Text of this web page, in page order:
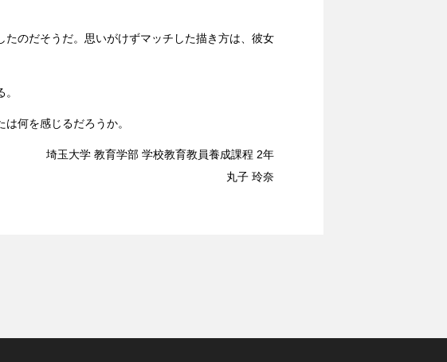
のだそうだ。思いがけずマッチした描き方は、彼女
何を感じるだろうか。
埼玉大学 教育学部 学校教育教員養成課程 2年
丸子 玲奈